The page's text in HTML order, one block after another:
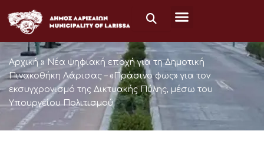
στο
περιεχόμενο
Αρχική » Νέα ψηφιακή εποχή για τη Δημοτική
Πινακοθήκη Λάρισας – «Πράσινο φως» για τον
εκσυγχρονισμό της Δικτυακής Πύλης, μέσω του
Υπουργείου Πολιτισμού